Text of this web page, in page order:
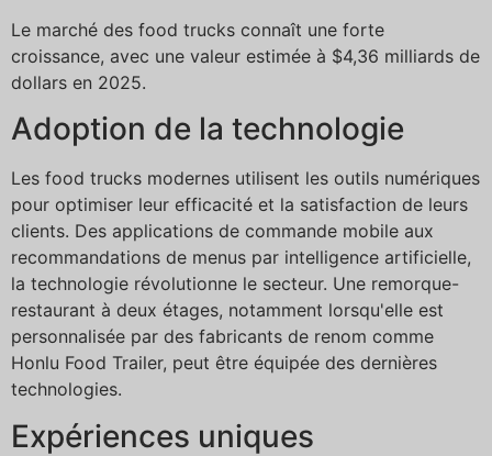
Le marché des food trucks connaît une forte
croissance, avec une valeur estimée à $4,36 milliards de
dollars en 2025.
Adoption de la technologie
Les food trucks modernes utilisent les outils numériques
pour optimiser leur efficacité et la satisfaction de leurs
clients. Des applications de commande mobile aux
recommandations de menus par intelligence artificielle,
la technologie révolutionne le secteur. Une remorque-
restaurant à deux étages, notamment lorsqu'elle est
personnalisée par des fabricants de renom comme
Honlu Food Trailer, peut être équipée des dernières
technologies.
Expériences uniques